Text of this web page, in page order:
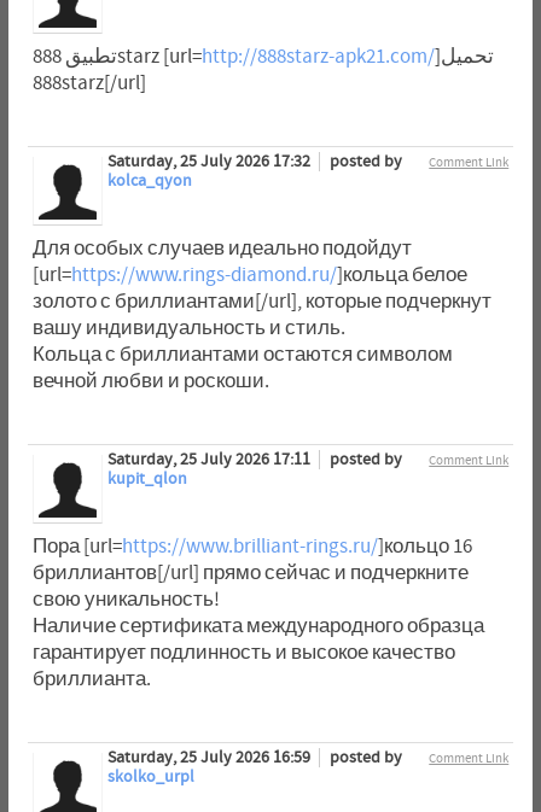
تطبيق 888starz [url=http://888starz-apk21.com/]تحميل
888starz[/url]
Comment Link
Saturday, 25 July 2026 17:32
posted by
kolca_qyon
Для особых случаев идеально подойдут
[url=https://www.rings-diamond.ru/]кольца белое
золото с бриллиантами[/url], которые подчеркнут
вашу индивидуальность и стиль.
Кольца с бриллиантами остаются символом
вечной любви и роскоши.
Comment Link
Saturday, 25 July 2026 17:11
posted by
kupit_qlon
Пора [url=https://www.brilliant-rings.ru/]кольцо 16
бриллиантов[/url] прямо сейчас и подчеркните
свою уникальность!
Наличие сертификата международного образца
гарантирует подлинность и высокое качество
бриллианта.
Comment Link
Saturday, 25 July 2026 16:59
posted by
skolko_urpl